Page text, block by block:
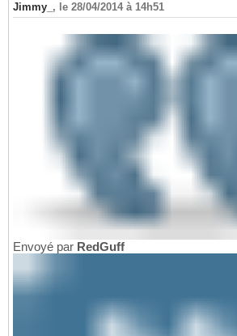
Jimmy_ , le 28/04/2014 à 14h51
Envoyé par RedGuff